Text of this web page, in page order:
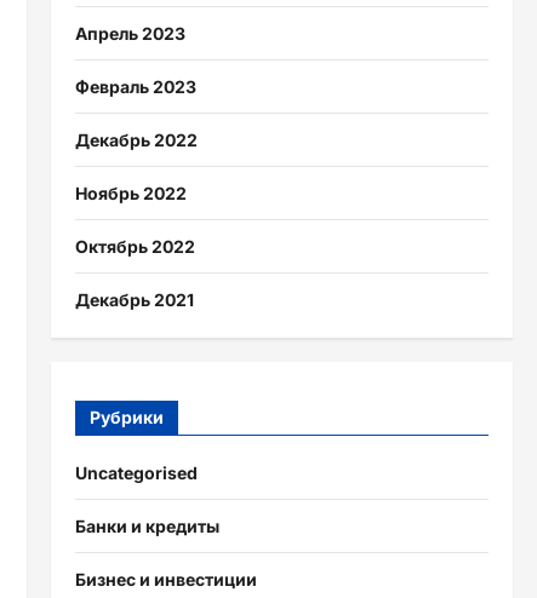
Апрель 2023
Февраль 2023
Декабрь 2022
Ноябрь 2022
Октябрь 2022
Декабрь 2021
Рубрики
Uncategorised
Банки и кредиты
Бизнес и инвестиции